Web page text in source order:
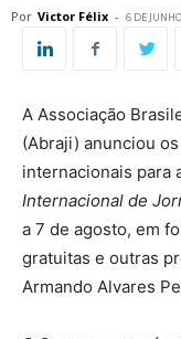
Por Victor Félix - 6 DE
A Associação
(Abraji) anunciou
internacionais para
Internacional de
a 7 de agosto, em
gratuitas e outras
Armando Alvares